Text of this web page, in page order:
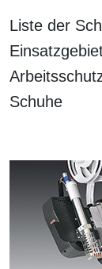
Liste der
Schuhe